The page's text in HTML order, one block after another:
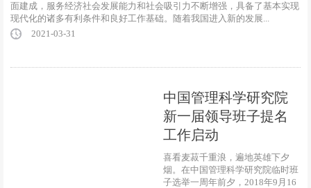
面建成，服务经济社会发展能力和社会吸引力不断增强，具备了基本实现
现代化的诸多有利条件和良好工作基础。随着我国进入新的发展...
2021-03-31
中国管理科学研究院
新一届领导班子提名
工作启动
喜看麦菽千重浪，遍地英雄下夕
烟。在中国管理科学研究院临时班
子选举一周年前夕，2018年9月16